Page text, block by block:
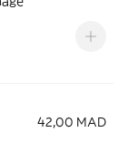
42,00 MAD